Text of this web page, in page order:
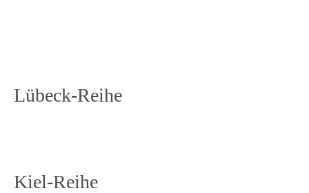
Lübeck-Reihe
Kiel-Reihe